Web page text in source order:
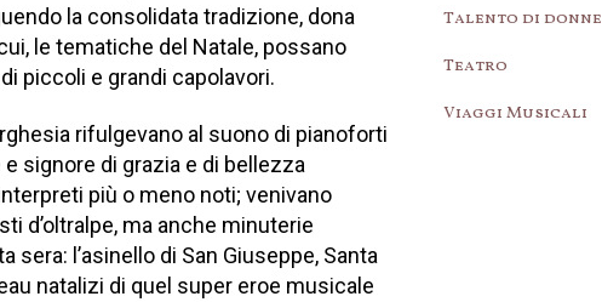
la consolidata tradizione, dona
le tematiche del Natale, possano
piccoli e grandi capolavori.
rifulgevano al suono di pianoforti
signore di grazia e di bellezza
più o meno noti; venivano
d’oltralpe, ma anche minuterie
l’asinello di San Giuseppe, Santa
natalizi di quel super eroe musicale
Talento di donne
Teatro
Viaggi Musicali